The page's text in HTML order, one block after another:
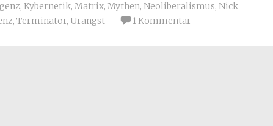
, Kybernetik, Matrix, Mythen, Neoliberalismus, Nick
, Terminator, Urangst 1 Kommentar